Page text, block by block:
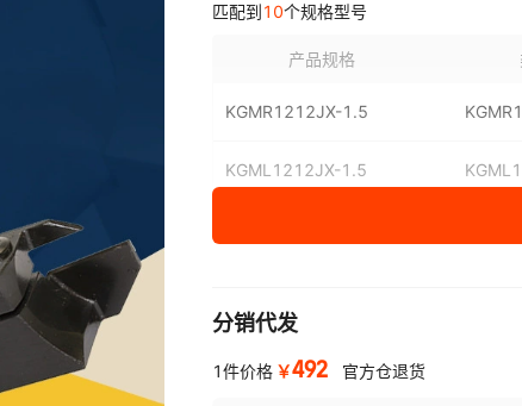
KGMR1212F-1.5-85
KGMR2020K-2T17
匹配到10个规格型号
产品规格
KGMR1212JX-1.5
KGML1212JX-1.5
分销代发
1件价格 ￥492 官方仓退货